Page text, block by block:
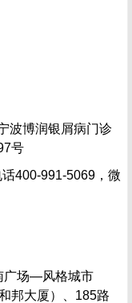
博润银屑病门诊
号
400-991-5069，微
场—风格城市
邦大厦）、185路